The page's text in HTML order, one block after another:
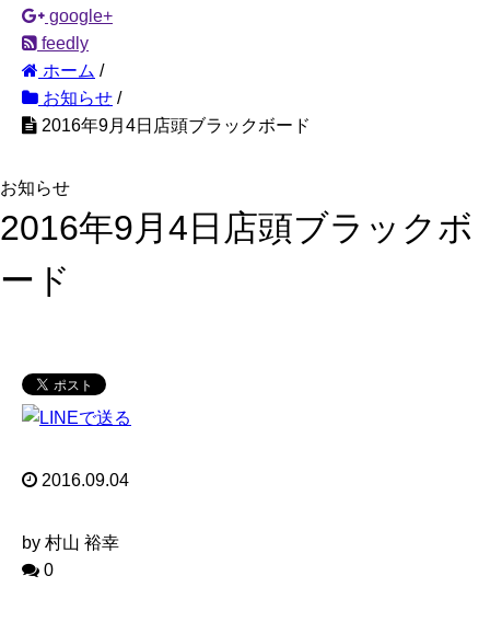
google+
feedly
ホーム /
お知らせ /
2016年9月4日店頭ブラックボード
お知らせ
2016年9月4日店頭ブラックボ
ード
2016.09.04
by 村山 裕幸
0